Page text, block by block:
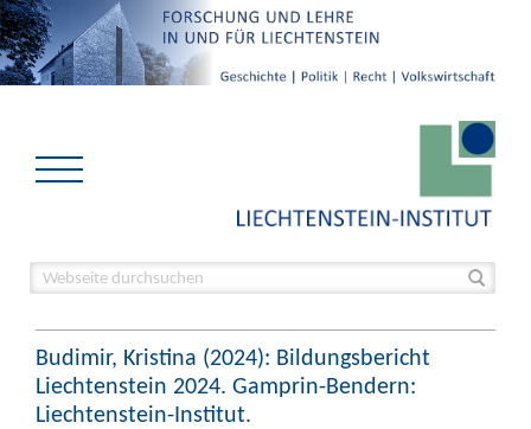
Budimir, Kristina (2024): Bildungsbericht
Liechtenstein 2024. Gamprin-Bendern:
Liechtenstein-Institut.